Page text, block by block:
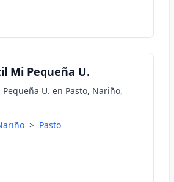
Mi Pequeña U.
U. en Pasto, Nariño,
> Pasto